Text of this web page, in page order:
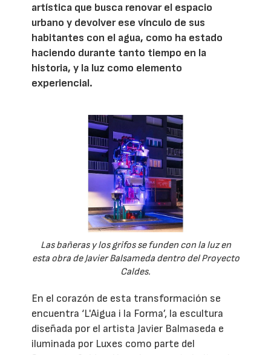
artística que busca renovar el espacio
urbano y devolver ese vínculo de sus
habitantes con el agua, como ha estado
haciendo durante tanto tiempo en la
historia, y la luz como elemento
experiencial.
Las bañeras y los grifos se funden con la luz en
esta obra de Javier Balsameda dentro del Proyecto
Caldes.
En el corazón de esta transformación se
encuentra ‘L'Aigua i la Forma’, la escultura
diseñada por el artista Javier Balmaseda e
iluminada por Luxes como parte del